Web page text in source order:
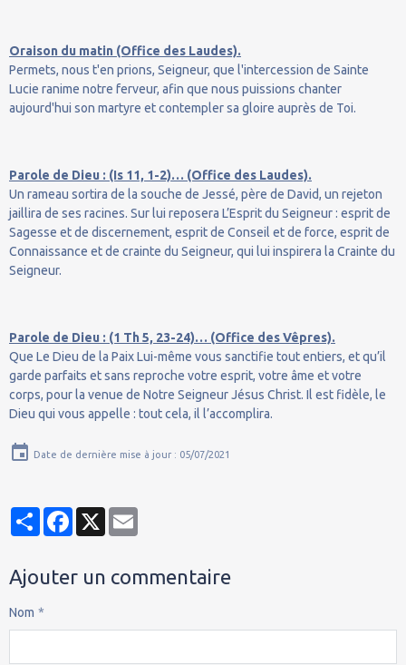
Oraison du matin (Office des Laudes).
Permets, nous t'en prions, Seigneur, que l'intercession de Sainte
Lucie ranime notre ferveur, afin que nous puissions chanter
aujourd'hui son martyre et contempler sa gloire auprès de Toi.
Parole de Dieu : (Is 11, 1-2)… (Office des Laudes).
Un rameau sortira de la souche de Jessé, père de David, un rejeton
jaillira de ses racines. Sur lui reposera L’Esprit du Seigneur : esprit de
Sagesse et de discernement, esprit de Conseil et de force, esprit de
Connaissance et de crainte du Seigneur, qui lui inspirera la Crainte du
Seigneur.
Parole de Dieu : (1 Th 5, 23-24)… (Office des Vêpres).
Que Le Dieu de la Paix Lui-même vous sanctifie tout entiers, et qu’il
garde parfaits et sans reproche votre esprit, votre âme et votre
corps, pour la venue de Notre Seigneur Jésus Christ. Il est fidèle, le
Dieu qui vous appelle : tout cela, il l’accomplira.
Date de dernière mise à jour : 05/07/2021
PartagerFacebook
X
Ajouter un commentaire
Nom